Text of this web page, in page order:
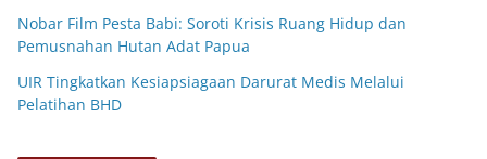
Nobar Film Pesta Babi: Soroti Krisis Ruang Hidup dan
Pemusnahan Hutan Adat Papua
UIR Tingkatkan Kesiapsiagaan Darurat Medis Melalui
Pelatihan BHD